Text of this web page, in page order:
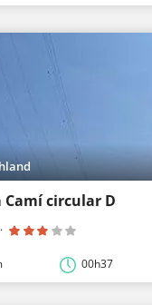
circular D
·
00h37